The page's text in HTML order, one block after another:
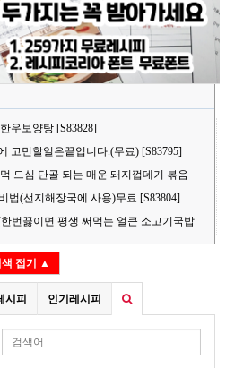
우보양탕 [S83828]
고민할일은끝입니다.(무료) [S83795]
드심 단골 되는 매운 돼지껍데기 볶음
법(선지해장국에 사용)무료 [S83804]
번끓이면 평생 써먹는 얼큰 소고기국밥
접기 ▲
시피 인기레시피